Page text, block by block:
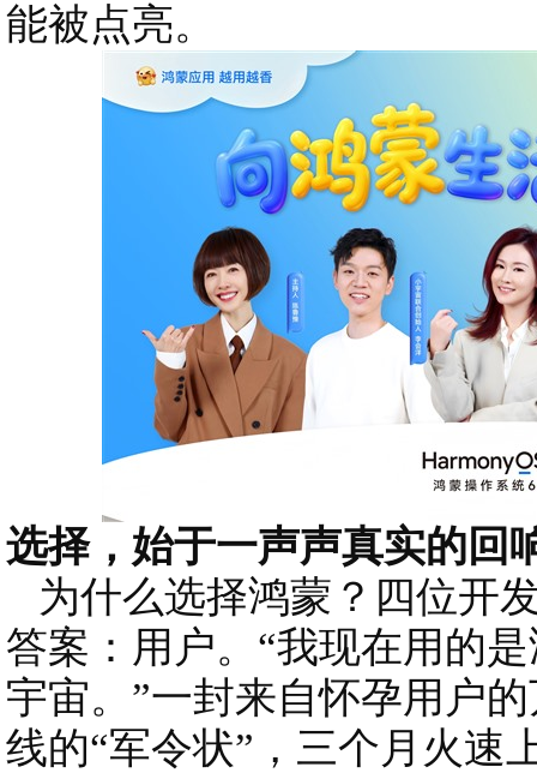
能被点亮。
选择，始于一声声真实的回
为什么选择鸿蒙？四位开
答案：用户。“我现在用的
宇宙。”一封来自怀孕用户
线的“军令状”，三个月火速